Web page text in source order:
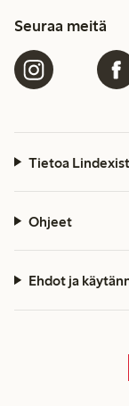
Seuraa meitä
Tietoa
Ohjeet
Ehdot ja